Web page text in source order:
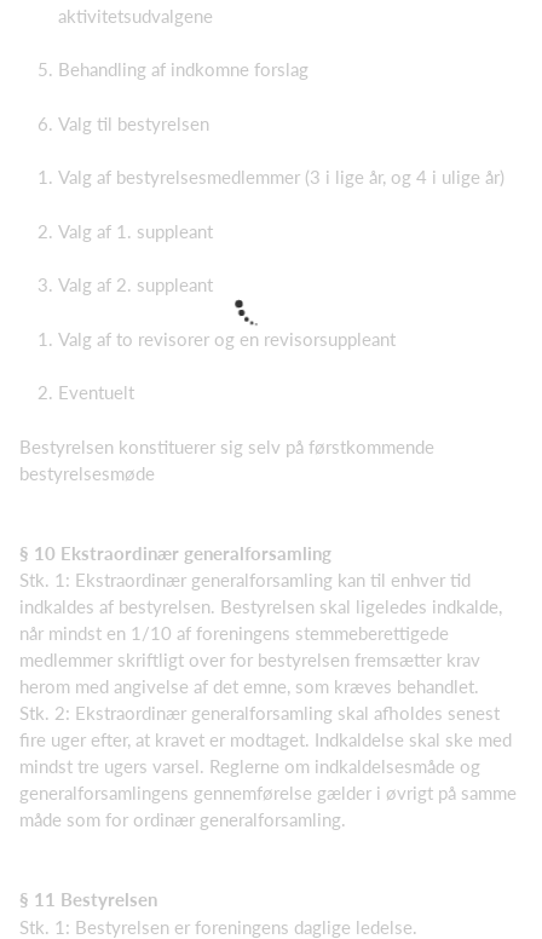
aktivitetsudvalgene
Behandling af indkomne forslag
Valg til bestyrelsen
Valg af bestyrelsesmedlemmer (3 i lige år, og 4 i ulige år)
Valg af 1. suppleant
Valg af 2. suppleant
Valg af to revisorer og en revisorsuppleant
Eventuelt
Bestyrelsen konstituerer sig selv på førstkommende
bestyrelsesmøde
§ 10 Ekstraordinær generalforsamling
Stk. 1: Ekstraordinær generalforsamling kan til enhver tid
indkaldes af bestyrelsen. Bestyrelsen skal ligeledes indkalde,
når mindst en 1/10 af foreningens stemmeberettigede
medlemmer skriftligt over for bestyrelsen fremsætter krav
herom med angivelse af det emne, som kræves behandlet.
Stk. 2: Ekstraordinær generalforsamling skal afholdes senest
fire uger efter, at kravet er modtaget. Indkaldelse skal ske med
mindst tre ugers varsel. Reglerne om indkaldelsesmåde og
generalforsamlingens gennemførelse gælder i øvrigt på samme
måde som for ordinær generalforsamling.
§ 11 Bestyrelsen
Stk. 1: Bestyrelsen er foreningens daglige ledelse.